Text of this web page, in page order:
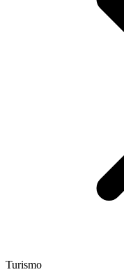
Turismo